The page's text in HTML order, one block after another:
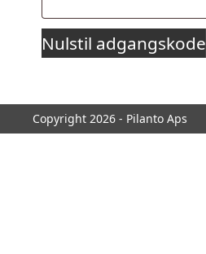
Nulstil adgangskode
Copyright 2026 - Pilanto Aps